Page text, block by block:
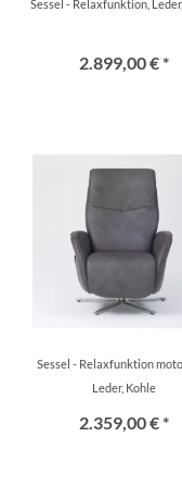
Sessel - Relaxfunktion,
2.899,00 € *
Sessel - Relaxfunktion
Leder, Kohle
2.359,00 € *